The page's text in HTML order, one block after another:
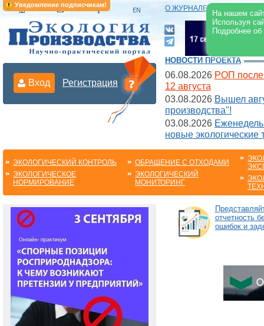
Уведомление подписчикам!
На нашем
Используя
Подробнее
О ЖУРНАЛЕ |
Вход Регистрация
НОВОСТИ ПРОЕКТА
06.08.2026 РОП после
12 августа
03.08.2026 Вышел
производства"!
03.08.2026
новые экологические
ЭКОЛОГИЧЕСКИЙ КОНТРОЛЬ
ЭКОЛОГИЧЕСКОЕ
НОРМИРОВАНИЕ
ОБРАЩЕНИЕ С ОТХОДАМИ
ЭКОЛОГИЧЕСКИЙ
МОНИТОРИНГ
отчетность
ошибок и